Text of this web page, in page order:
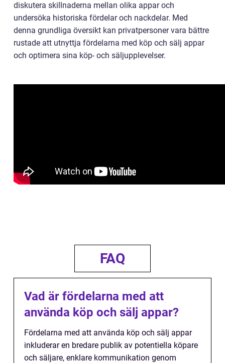
diskutera skillnaderna mellan olika appar och
undersöka historiska fördelar och nackdelar. Med
denna grundliga översikt kan privatpersoner vara bättre
rustade att utnyttja fördelarna med köp och sälj appar
och optimera sina köp- och säljupplevelser.
FAQ
Vad är fördelarna med att
använda köp och sälj appar?
Fördelarna med att använda köp och sälj appar
inkluderar en bredare publik av potentiella köpare
och säljare, enklare kommunikation genom